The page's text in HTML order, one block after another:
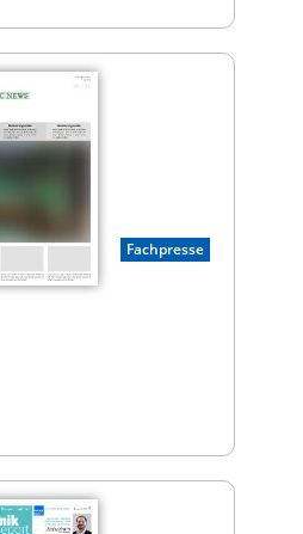
Fachpresse